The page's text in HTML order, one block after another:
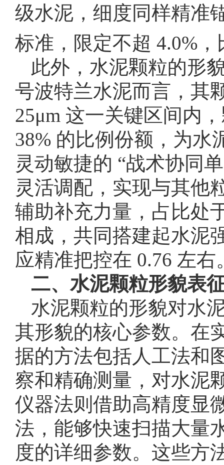
级水泥，细度同样精准
标准，限定不超 4.0%
此外，水泥颗粒的形
号波特兰水泥而言，其
25μm 这一关键区间内
38% 的比例份额，为水
灵动敏捷的 “战术协同
灵活调配，实现与其他
辅助补充力量，占比处
相成，共同搭建起水泥
应精准把控在 0.76 左右
二、水泥颗粒形貌表
水泥颗粒的形貌对水
其形貌的核心参数。在
据的方法包括人工法和
察和精确测量，对水泥
仪器法则借助高精度显
法，能够快速扫描大量
度的详细参数。这些方